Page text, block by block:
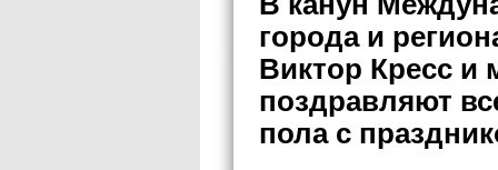
города и
Виктор Кресс и
поздравляют
пола с